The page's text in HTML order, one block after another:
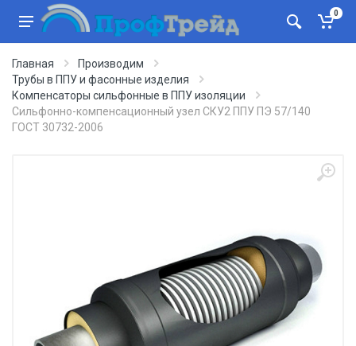
0
Главная
Производим
Трубы в ППУ и фасонные изделия
Компенсаторы сильфонные в ППУ изоляции
Сильфонно-компенсационный узел СКУ2 ППУ ПЭ 57/140
ГОСТ 30732-2006